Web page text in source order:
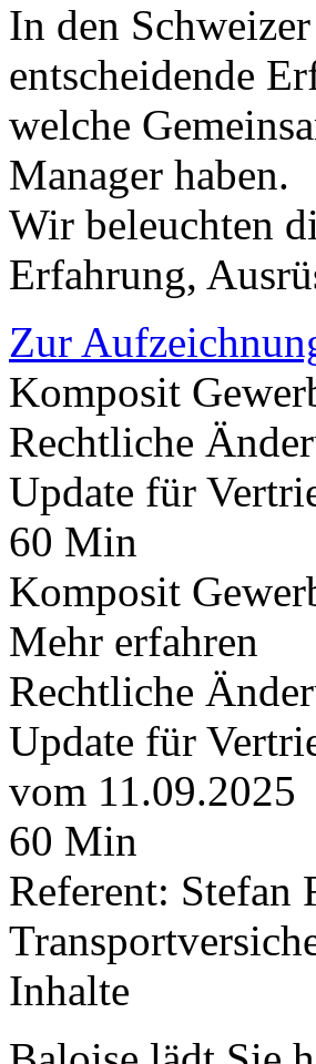
In den
entscheidende
welche
Manager haben.
Wir beleuchten
Erfahrung,
Zur
Komposit
Rechtliche
Update für
60 Min
Komposit
Mehr erfahren
Rechtliche
Update für
vom 11.09.2025
60 Min
Referent: Stefan
Inhalte